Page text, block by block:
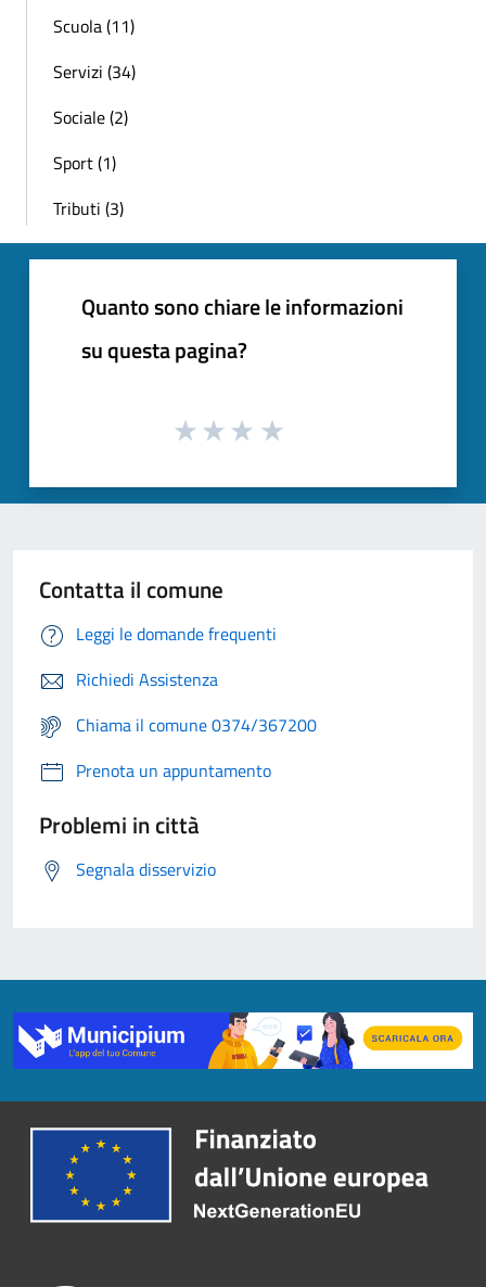
Scuola (11)
Servizi (34)
Sociale (2)
Sport (1)
Tributi (3)
Quanto sono chiare le informazioni
su questa pagina?
Contatta il comune
Leggi le domande frequenti
Richiedi Assistenza
Chiama il comune 0374/367200
Prenota un appuntamento
Problemi in città
Segnala disservizio